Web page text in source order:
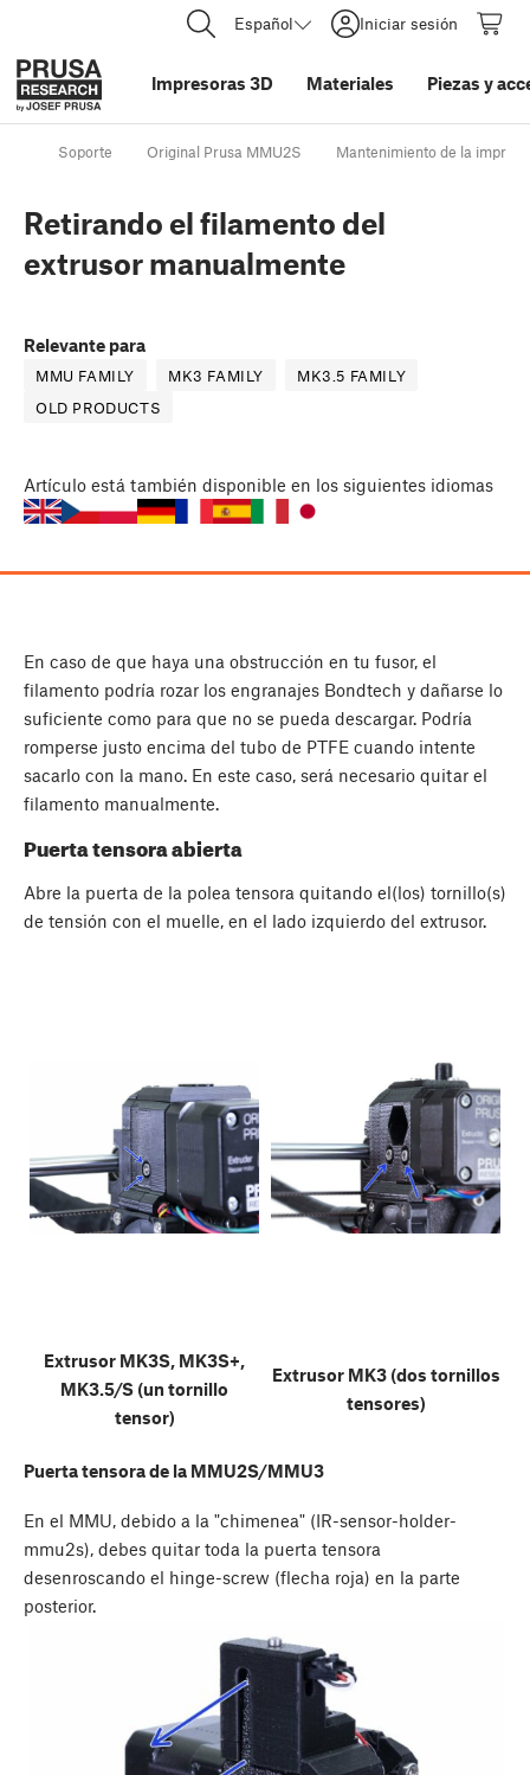
Español Iniciar sesión
Impresoras 3D Materiales Piezas y
Soporte Original Prusa MMU2S Mantenimiento de la
Retirando el filamento del
extrusor manualmente
Relevante para
MMU FAMILY MK3 FAMILY
MK3.5 FAMILY
OLD PRODUCTS
Artículo está también disponible en los siguientes idiomas
En caso de que haya una obstrucción en tu fusor, el
filamento podría rozar los engranajes Bondtech y dañarse lo
suficiente como para que no se pueda descargar. Podría
romperse justo encima del tubo de PTFE cuando intente
sacarlo con la mano. En este caso, será necesario quitar el
filamento manualmente.
Puerta tensora abierta
Abre la puerta de la polea tensora quitando el(los) tornillo(s)
de tensión con el muelle, en el lado izquierdo del extrusor.
Extrusor MK3S, MK3S+,
MK3.5/S (un tornillo
tensor)
Extrusor MK3 (dos tornillos
tensores)
Puerta tensora de la MMU2S/MMU3
En el MMU, debido a la "chimenea" (IR-sensor-holder-
mmu2s), debes quitar toda la puerta tensora
desenroscando el hinge-screw (flecha roja) en la parte
posterior.